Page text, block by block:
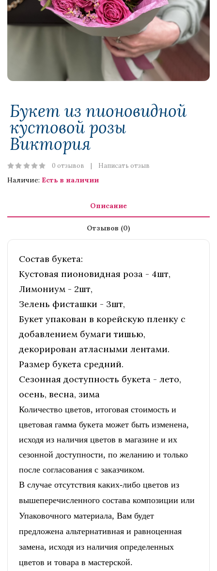
Букет из пионовидной
кустовой розы
Виктория
0 отзывов Написать отзыв
Наличие: Есть в наличии
Описание
Отзывов (0)
Состав букета:
Кустовая пионовидная роза - 4шт,
Лимониум - 2шт,
Зелень фисташки - 3шт,
Букет упакован в корейскую пленку с
добавлением бумаги тишью,
декорирован атласными лентами.
Размер букета средний.
Сезонная доступность букета - лето,
осень, весна, зима
Количество цветов, итоговая стоимость и
цветовая гамма букета может быть изменена,
исходя из наличия цветов в магазине и их
сезонной доступности, по желанию и только
после согласования с заказчиком.
В случае отсутствия каких-либо цветов из
вышеперечисленного состава композиции или
Упаковочного материала, Вам будет
предложена альтернативная и равноценная
замена, исходя из наличия определенных
цветов и товара в мастерской.